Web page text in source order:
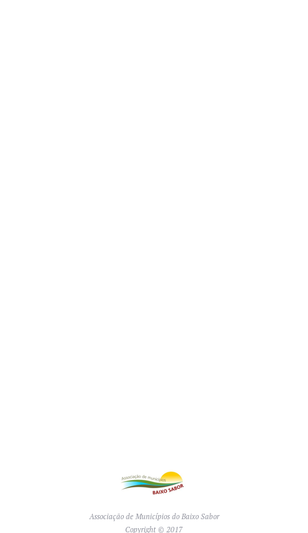
Associação de Municípios do Baixo Sabor
Copyright © 2017